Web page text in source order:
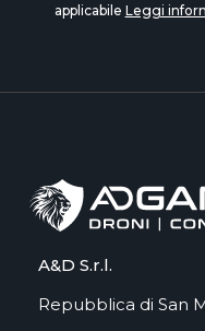
applicabile Leggi
A&D S.r.l.
Repubblica di San